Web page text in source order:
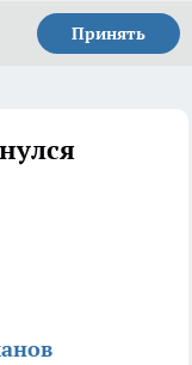
Принять